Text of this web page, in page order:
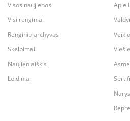
Visos naujienos
Visi renginiai
Renginių archyvas
Skelbimai
Naujienlaiškis
Leidiniai
Apie